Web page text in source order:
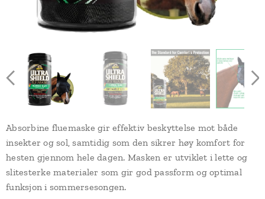
Absorbine fluemaske gir effektiv beskyttelse mot både
insekter og sol, samtidig som den sikrer høy komfort for
hesten gjennom hele dagen. Masken er utviklet i lette og
slitesterke materialer som gir god passform og optimal
funksjon i sommersesongen.